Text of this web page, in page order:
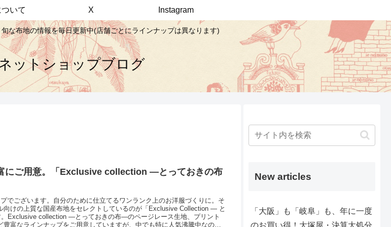
な布地の情報を毎日更新中(店舗ごとにラインナップは異なります)
ットショップブログ
ついて X Instagram
にご用意。「Exclusive collection ―とっておきの布
でございます。自分のために仕立てるワンランク上のお洋服づくりに。そ
向けの上質な国産布地をセレクトしているのが「Exclusive Collection ― と
Exclusive collection ―とっておきの布―のページレース生地、プリント
富なラインナップをご用意していますが、中でも特に人気沸騰中なのが
New articles
「大阪」も「岐阜」も、年に一度
のお買い得！大塚屋・決算大処分